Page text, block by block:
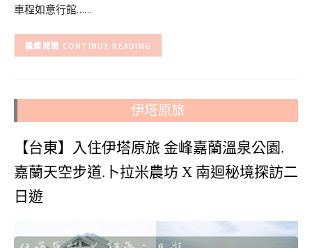
車程如意行館……
CONTINUE READING
伊塔原旅
【台東】入住伊塔原旅 金峰嘉蘭溫泉公園.
嘉蘭天空步道.卜拉米農坊 X 南迴秘境探訪二
日遊